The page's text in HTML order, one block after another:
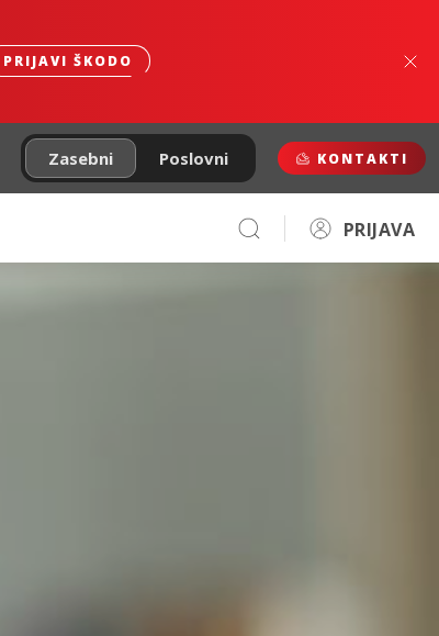
PRIJAVI ŠKODO
Zasebni Poslovni KONTAKTI
PRIJAVA